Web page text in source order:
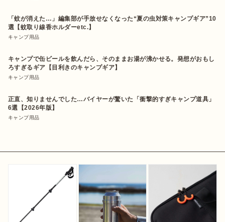
「蚊が消えた…」編集部が手放せなくなった“夏の虫対策キャンプギア”10
選【蚊取り線香ホルダーetc.】
キャンプ用品
キャンプで缶ビールを飲んだら、そのままお湯が沸かせる。発想がおもし
ろすぎるギア【目利きのキャンプギア】
キャンプ用品
正直、知りませんでした…バイヤーが驚いた「衝撃的すぎキャンプ道具」
6選【2026年版】
キャンプ用品